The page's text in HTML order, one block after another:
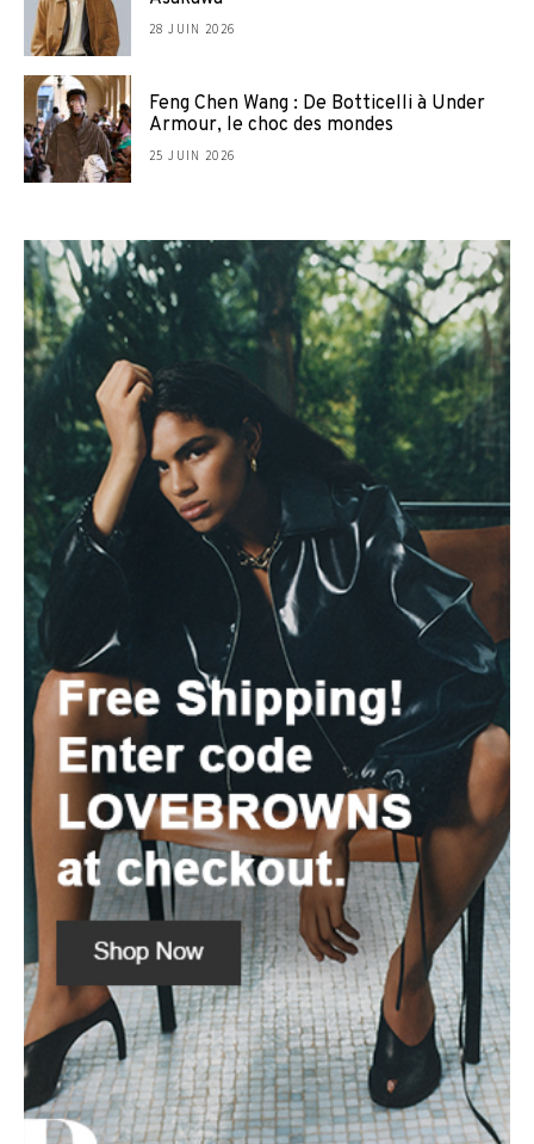
28 JUIN 2026
Feng Chen Wang : De Botticelli à Under
Armour, le choc des mondes
25 JUIN 2026